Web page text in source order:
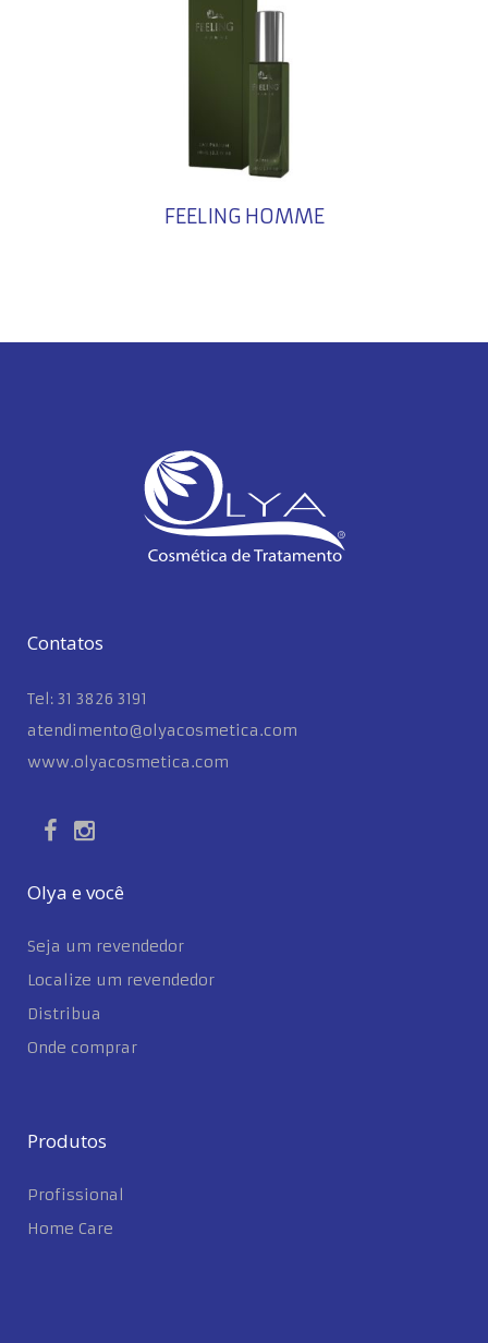
FEELING HOMME
Contatos
Tel: 31 3826 3191
atendimento@olyacosmetica.com
www.olyacosmetica.com
Olya e você
Seja um revendedor
Localize um revendedor
Distribua
Onde comprar
Produtos
Profissional
Home Care